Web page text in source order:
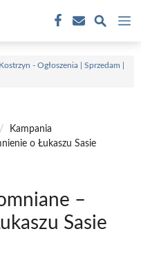
Kostrzyn - Ogłoszenia | Sprzedam |
/
Kampania
o Łukaszu Sasie
–
Sasie